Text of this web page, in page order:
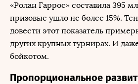
«Ролан Гаррос» составила 395
призовые ушло не более 15%.
довести этот показатель
других крупных турнирах. И
бойкотом.
Пропорциональное